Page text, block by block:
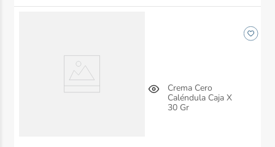
Crema Cero
Caléndula Caja X
30 Gr